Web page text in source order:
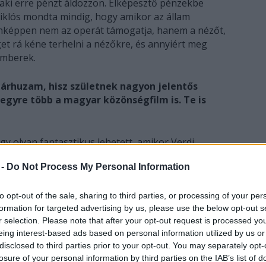
Do Not Process My Personal Information
opt-out of the sale, sharing to third parties, or processing of your
for targeted advertising by us, please use the below opt-out
selection. Please note that after your opt-out request is processed
interest-based ads based on personal information utilized by us
to third parties prior to your opt-out. You may separately
of your personal information by third parties on the IAB’s list of
erre pénzt áldozzon. Elképesztő pénzekbe
mondta mindig, hogy amikor az állam
nem az operát támogatja, hanem a nézőt,
rá kéne terhelni a nézőkre, és annyiért meg
hisz születnek nagyon jelentős
több a magyar közönségfilm is. Te is
olyan fantasztikus lehetett, amikor Verdi
lesz a következő bemutató. Mert ez így volt,
élni. De miért nem hozzuk ezt a dolgot át a mi
a mai kor már annyira apokaliptikus, hogy a
mert különben hazug. Szerintem erre a
nehezen befogadhatónak ítélt kortárs zene,
Annyiban vitatkoznék, hogy nem föltétlenül
ugyanúgy, mint Mozart korában. A
valóságból legalább arra a 2-3 órára kiragadjon